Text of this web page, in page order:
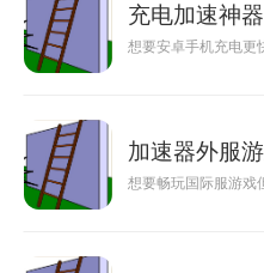
充电加速神
想要安卓手机充电更
加速器外服
想要畅玩国际服游戏